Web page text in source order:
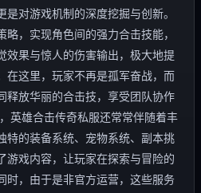
对游戏机制的深度挖掘与创新。
，实现角色间的强力合击技能，
效果与惊人的伤害输出，极大地提
在这里，玩家不再是孤军奋战，而
释放华丽的合击技，享受团队协作
英雄合击传奇私服还常常伴随着丰
特的装备系统、宠物系统、副本挑
游戏内容，让玩家在探索与冒险的
时，由于是非官方运营，这些服务